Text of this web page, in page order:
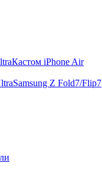
Кастом iPhone Air
Samsung Z Fold7/Flip7